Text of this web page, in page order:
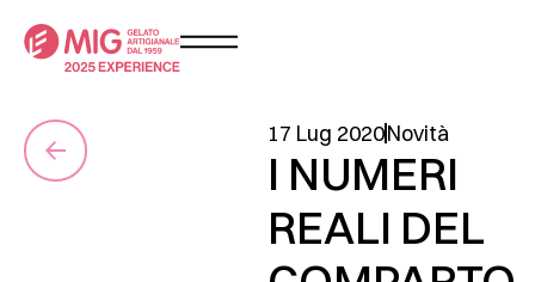
17 Lug 2020Novità
I NUMERI
REALI DEL